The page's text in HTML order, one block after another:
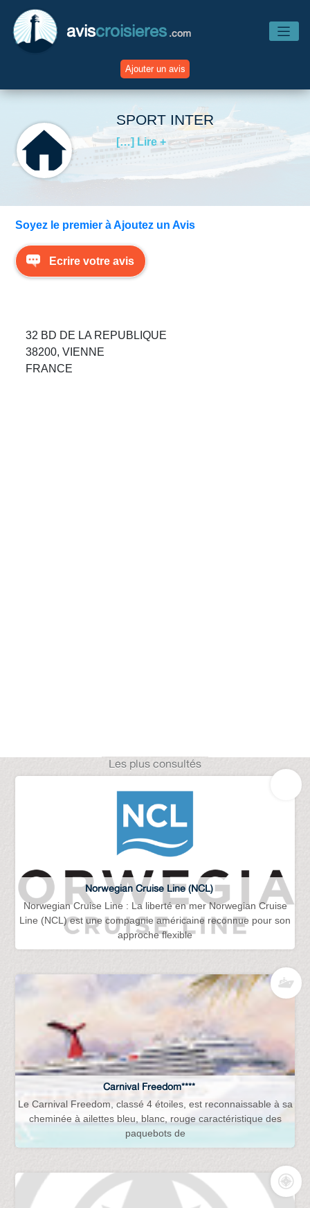
aviscroisieres .com
Ajouter un avis
Accueil
Avis Compagnies
Avis Escales
SPORT INTER
[…] Lire +
Soyez le premier à Ajoutez un Avis
Ecrire votre avis
32 BD DE LA REPUBLIQUE
38200, VIENNE
FRANCE
Les plus consultés
Norwegian Cruise Line (NCL)
Norwegian Cruise Line : La liberté en mer Norwegian Cruise
Line (NCL) est une compagnie américaine reconnue pour son
approche flexible
Carnival Freedom****
Le Carnival Freedom, classé 4 étoiles, est reconnaissable à sa
cheminée à ailettes bleu, blanc, rouge caractéristique des
paquebots de